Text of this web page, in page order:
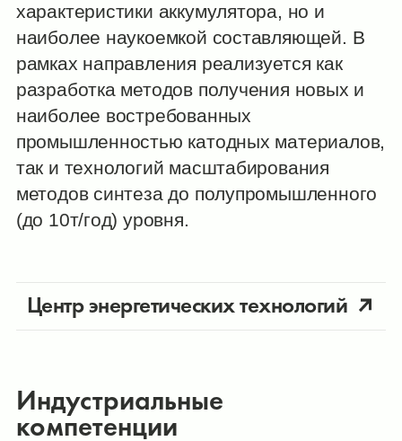
характеристики аккумулятора, но и
наиболее наукоемкой составляющей. В
рамках направления реализуется как
разработка методов получения новых и
наиболее востребованных
промышленностью катодных материалов,
так и технологий масштабирования
методов синтеза до полупромышленного
(до 10т/год) уровня.
Центр энергетических технологий
Индустриальные
компетенции